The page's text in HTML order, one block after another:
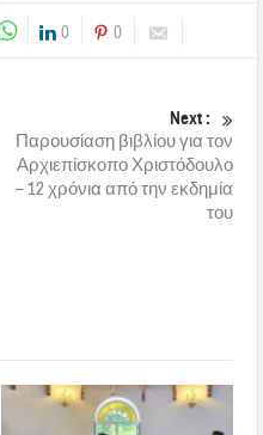
0 0
Next :
Παρουσίαση βιβλίου για τον
Αρχιεπίσκοπο Χριστόδουλο
– 12 χρόνια από την εκδημία
του